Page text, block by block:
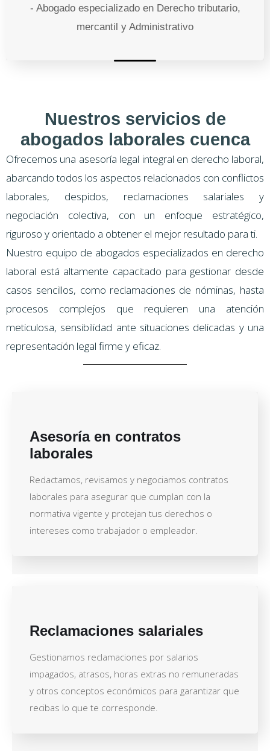
- Abogado especializado en Derecho tributario,
mercantil y Administrativo
Nuestros servicios de
abogados laborales cuenca
Ofrecemos una asesoría legal integral en derecho laboral,
abarcando todos los aspectos relacionados con conflictos
laborales, despidos, reclamaciones salariales y
negociación colectiva, con un enfoque estratégico,
riguroso y orientado a obtener el mejor resultado para ti.
Nuestro equipo de abogados especializados en derecho
laboral está altamente capacitado para gestionar desde
casos sencillos, como reclamaciones de nóminas, hasta
procesos complejos que requieren una atención
meticulosa, sensibilidad ante situaciones delicadas y una
representación legal firme y eficaz.
Asesoría en contratos
laborales
Redactamos, revisamos y negociamos contratos
laborales para asegurar que cumplan con la
normativa vigente y protejan tus derechos o
intereses como trabajador o empleador.
Reclamaciones salariales
Gestionamos reclamaciones por salarios
impagados, atrasos, horas extras no remuneradas
y otros conceptos económicos para garantizar que
recibas lo que te corresponde.